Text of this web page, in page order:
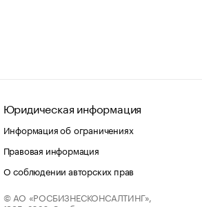
Юридическая информация
Информация об ограничениях
Правовая информация
О соблюдении авторских прав
© АО «РОСБИЗНЕСКОНСАЛТИНГ»,